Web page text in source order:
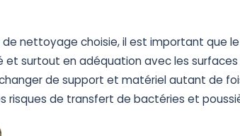
nettoyage choisie, il est important que
surtout en adéquation avec les surfaces
de support et matériel autant de
risques de transfert de bactéries et